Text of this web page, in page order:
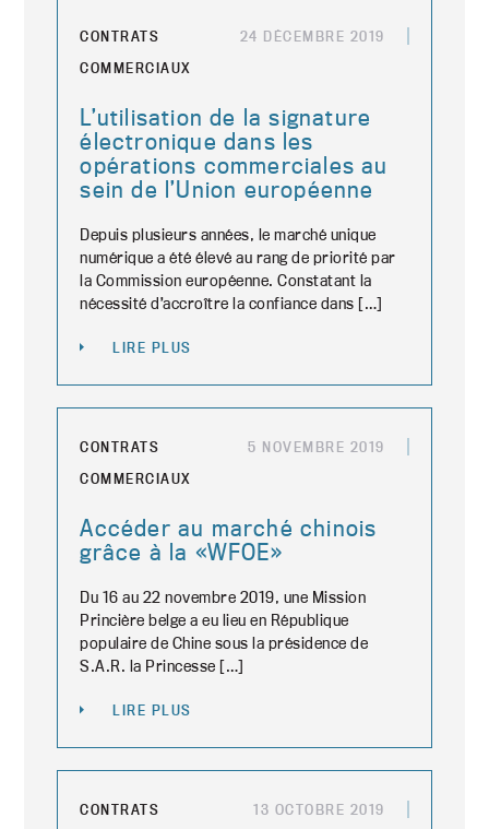
CONTRATS
COMMERCIAUX
24 DÉCEMBRE 2019
L’utilisation de la signature
électronique dans les
opérations commerciales au
sein de l’Union européenne
Depuis plusieurs années, le marché unique
numérique a été élevé au rang de priorité par
la Commission européenne. Constatant la
nécessité d’accroître la confiance dans […]
LIRE PLUS
CONTRATS
COMMERCIAUX
5 NOVEMBRE 2019
Accéder au marché chinois
grâce à la «WFOE»
Du 16 au 22 novembre 2019, une Mission
Princière belge a eu lieu en République
populaire de Chine sous la présidence de
S.A.R. la Princesse […]
LIRE PLUS
CONTRATS
13 OCTOBRE 2019